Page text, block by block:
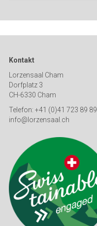
Kontakt
Lorzensaal Cham
Dorfplatz 3
CH-6330 Cham
Telefon: +41 (0)41 723 89 89
info@lorzensaal.ch